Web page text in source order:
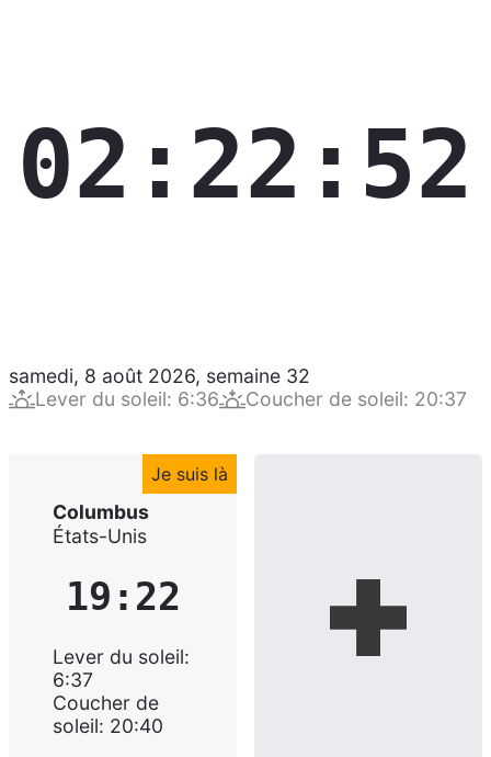
02:22:53
samedi, 8 août 2026, semaine 32
Lever du soleil: 6:36 Coucher de soleil: 20:37
Je suis là
Columbus
États-Unis
19:22
Lever du soleil:
6:37
Coucher de
soleil: 20:40